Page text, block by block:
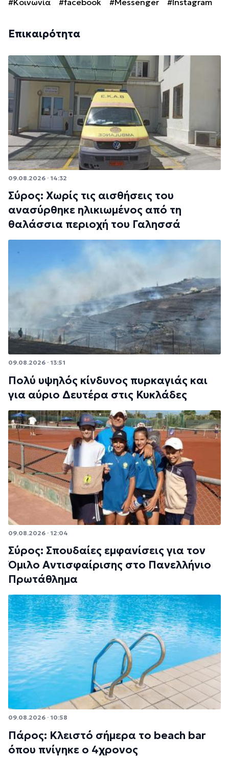
Επικαιρότητα
09.08.2026 · 14:32
Σύρος: Χωρίς τις αισθήσεις του
ανασύρθηκε ηλικιωμένος από τη
θαλάσσια περιοχή του Γαλησσά
09.08.2026 · 13:51
Πολύ υψηλός κίνδυνος πυρκαγιάς και
για αύριο Δευτέρα στις Κυκλάδες
09.08.2026 · 12:04
Σύρος: Σπουδαίες εμφανίσεις για τον
Όμιλο Αντισφαίρισης στο Πανελλήνιο
Πρωτάθλημα
09.08.2026 · 10:58
Πάρος: Κλειστό σήμερα το beach bar
όπου πνίγηκε ο 4χρονος